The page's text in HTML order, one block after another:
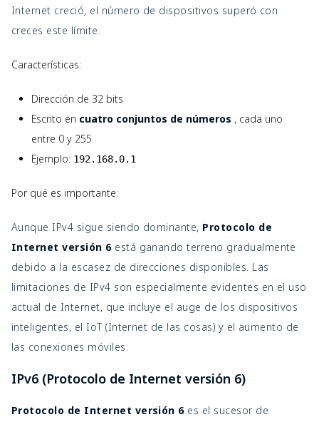
Internet creció, el número de dispositivos superó con
creces este límite.
Características:
Dirección de 32 bits
Escrito en cuatro conjuntos de números , cada uno
entre 0 y 255
Ejemplo: 192.168.0.1
Por qué es importante:
Aunque IPv4 sigue siendo dominante, Protocolo de
Internet versión 6 está ganando terreno gradualmente
debido a la escasez de direcciones disponibles. Las
limitaciones de IPv4 son especialmente evidentes en el uso
actual de Internet, que incluye el auge de los dispositivos
inteligentes, el IoT (Internet de las cosas) y el aumento de
las conexiones móviles.
IPv6 (Protocolo de Internet versión 6)
Protocolo de Internet versión 6 es el sucesor de